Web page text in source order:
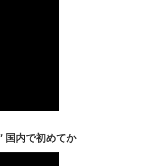
国内で初めてか